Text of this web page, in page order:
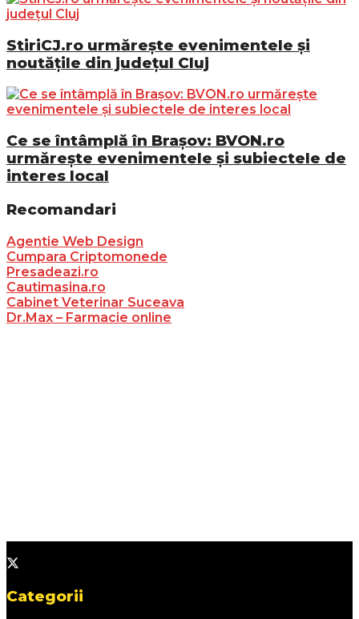
StiriCJ.ro urmărește evenimentele și
noutățile din județul Cluj
Ce se întâmplă în Brașov: BVON.ro
urmărește evenimentele și subiectele de
interes local
Recomandari
Agentie Web Design
Cumpara Criptomonede
Presadeazi.ro
Cautimasina.ro
Cabinet Veterinar Suceava
Dr.Max – Farmacie online
Categorii